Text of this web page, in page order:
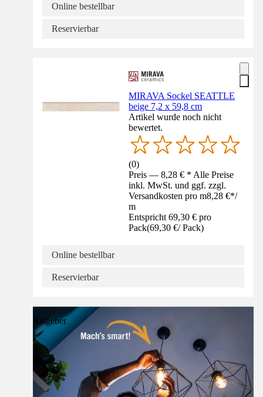
Online bestellbar
Reservierbar
MIRAVA Sockel SEATTLE
beige 7,2 x 59,8 cm
Artikel wurde noch nicht
bewertet.
(0)
Preis — 8,28 € * Alle Preise
inkl. MwSt. und ggf. zzgl.
Versandkosten pro m8,28 €*/
m
Entspricht 69,30 € pro
Pack(69,30 €/ Pack)
Online bestellbar
Reservierbar
Ratgeber